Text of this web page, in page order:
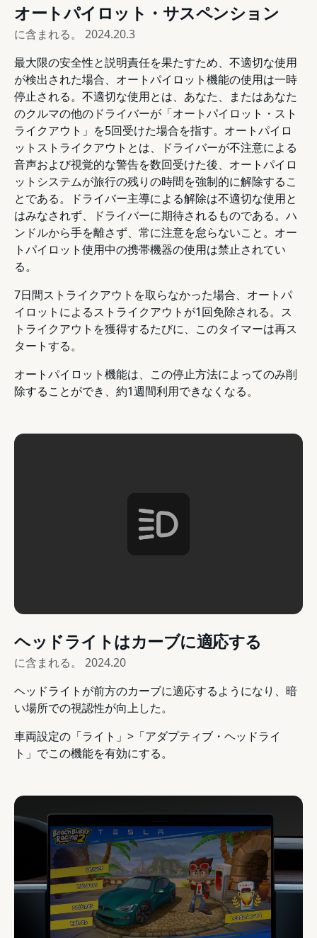
オートパイロット・サスペンション
に含まれる。 2024.20.3
最大限の安全性と説明責任を果たすため、不適切な使用
が検出された場合、オートパイロット機能の使用は一時
停止される。不適切な使用とは、あなた、またはあなた
のクルマの他のドライバーが「オートパイロット・スト
ライクアウト」を5回受けた場合を指す。オートパイロ
ットストライクアウトとは、ドライバーが不注意による
音声および視覚的な警告を数回受けた後、オートパイロ
ットシステムが旅行の残りの時間を強制的に解除するこ
とである。ドライバー主導による解除は不適切な使用と
はみなされず、ドライバーに期待されるものである。ハ
ンドルから手を離さず、常に注意を怠らないこと。オー
トパイロット使用中の携帯機器の使用は禁止されてい
る。
7日間ストライクアウトを取らなかった場合、オートパ
イロットによるストライクアウトが1回免除される。ス
トライクアウトを獲得するたびに、このタイマーは再ス
タートする。
オートパイロット機能は、この停止方法によってのみ削
除することができ、約1週間利用できなくなる。
ヘッドライトはカーブに適応する
に含まれる。 2024.20
ヘッドライトが前方のカーブに適応するようになり、暗
い場所での視認性が向上した。
車両設定の「ライト」>「アダプティブ・ヘッドライ
ト」でこの機能を有効にする。